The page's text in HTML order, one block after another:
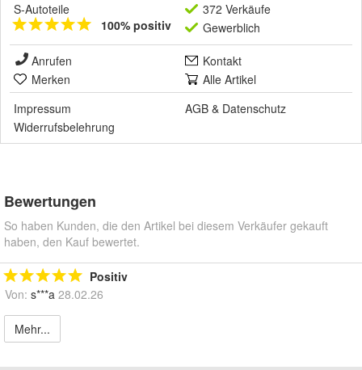
S-Autoteile
100% positiv
372 Verkäufe
Gewerblich
Anrufen
Kontakt
Merken
Alle Artikel
Impressum
AGB & Datenschutz
Widerrufsbelehrung
Bewertungen
So haben Kunden, die den Artikel bei diesem Verkäufer gekauft
haben, den Kauf bewertet.
Positiv
Von: s***a 28.02.26
Mehr...